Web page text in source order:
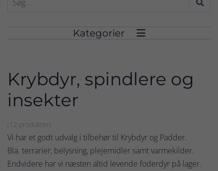
Kategorier 
Krybdyr, spindlere og
insekter
(12 produkter)
Vi har et godt udvalg i tilbehør til Krybdyr og Padder.
Bla. terrarier, belysning, plejemidler samt varmekilder.
Endvidere har vi næsten altid levende foderdyr på lager.